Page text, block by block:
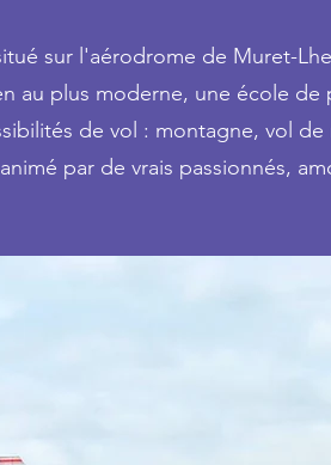
sur l'aérodrome de Muret-
au plus moderne, une école
de vol : montagne, vol
par de vrais passionnés,